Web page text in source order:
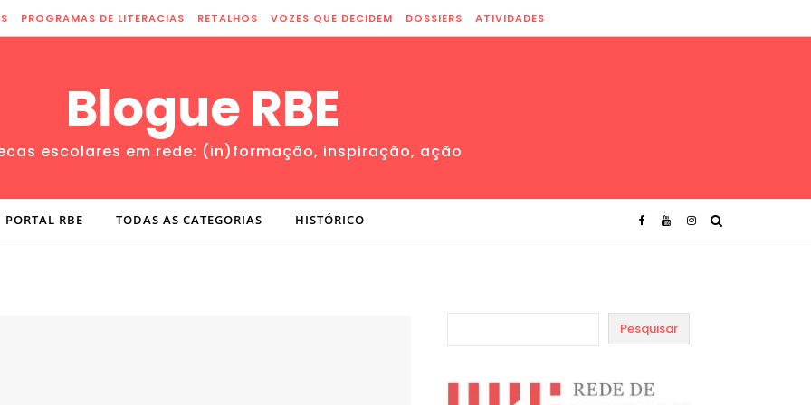
PROGRAMAS DE LITERACIAS RETALHOS VOZES QUE DECIDEM DOSSIERS ATIVIDADES
Blogue RBE
escolares em rede: (in)formação, inspiração, ação
PORTAL RBE TODAS AS CATEGORIAS HISTÓRICO
Pesquisar